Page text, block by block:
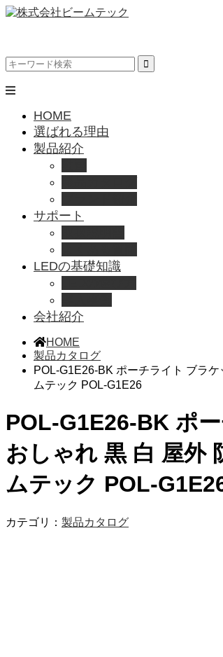
HOME
選ばれる理由
製品紹介
サポート
LEDの基礎知識
会社紹介
HOME
製品カタログ
POL-G1E26-BK ポーチライト ブラ
ムテック POL-G1E26
POL-G1E26-BK ポ
おしゃれ 黒 白 屋外
ムテック POL-
カテゴリ： 製品カタログ